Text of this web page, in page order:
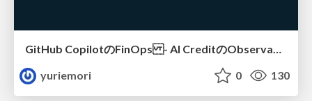
yuriemori
0 130